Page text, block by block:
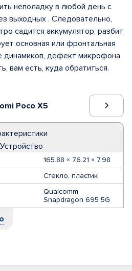
Poco X5
165.88 × 76.21 × 7.98
Стекло, пластик
Qualcomm
Snapdragon 695 5G
неполадку в любой день с
выходных . Следовательно,
садится аккумулятор, разбит
основная или фронтальная
динамиков, дефект микрофона
вам есть, куда обратиться.